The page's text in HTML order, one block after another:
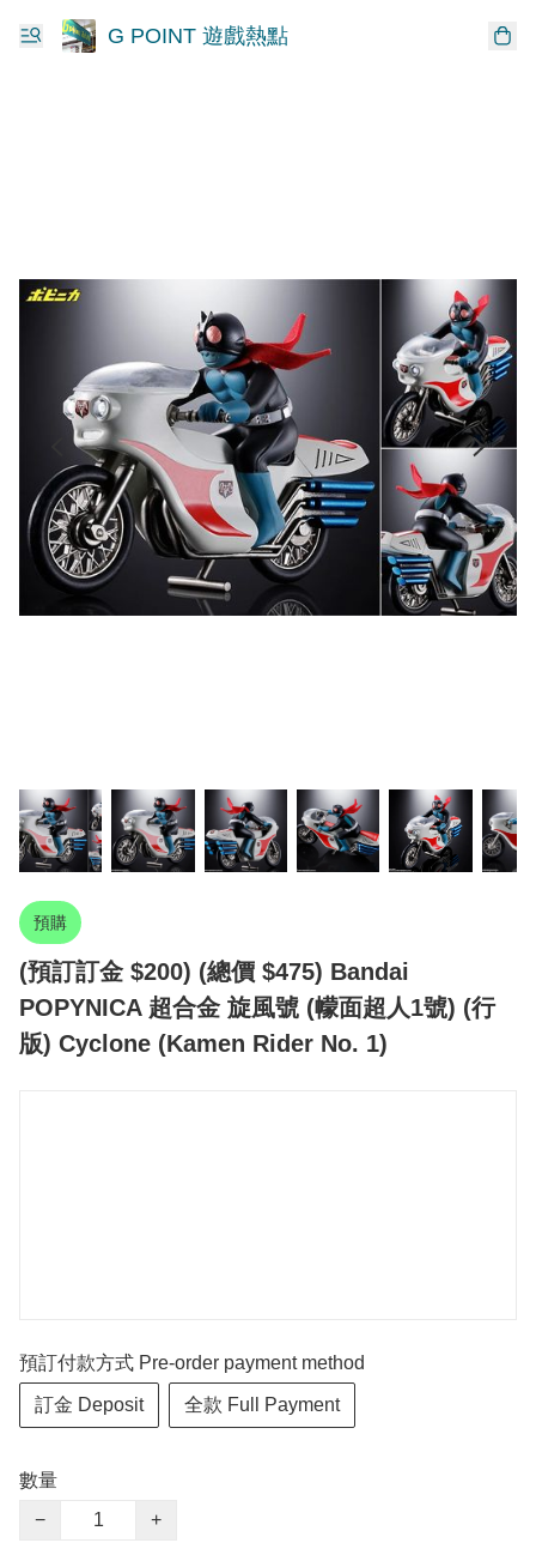
G POINT 遊戲熱點
預購
(預訂訂金 $200) (總價 $475) Bandai
POPYNICA 超合金 旋風號 (幪面超人1號) (行
版) Cyclone (Kamen Rider No. 1)
預訂付款方式 Pre-order payment method
訂金 Deposit 全款 Full Payment
數量
−
+